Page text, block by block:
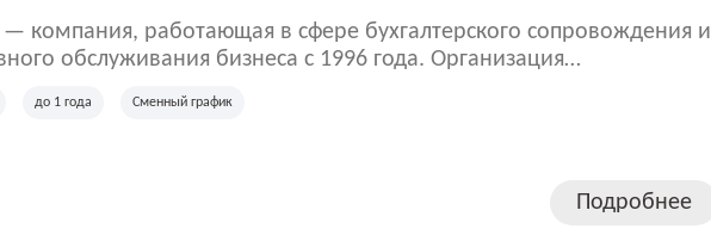
компания, работающая в сфере бухгалтерского сопровождения и
обслуживания бизнеса с 1996 года. Организация
и коммерческих организаций.
до 1 года Сменный график
Подробнее